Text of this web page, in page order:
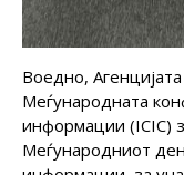
Воедно,
Меѓународната
информации (ICIC)
Меѓународниот